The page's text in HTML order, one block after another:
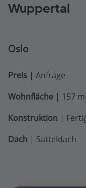
Wuppertal
Oslo
Preis | Anfrage
Wohnfläche | 157
Konstruktion |
Dach | Satteldach